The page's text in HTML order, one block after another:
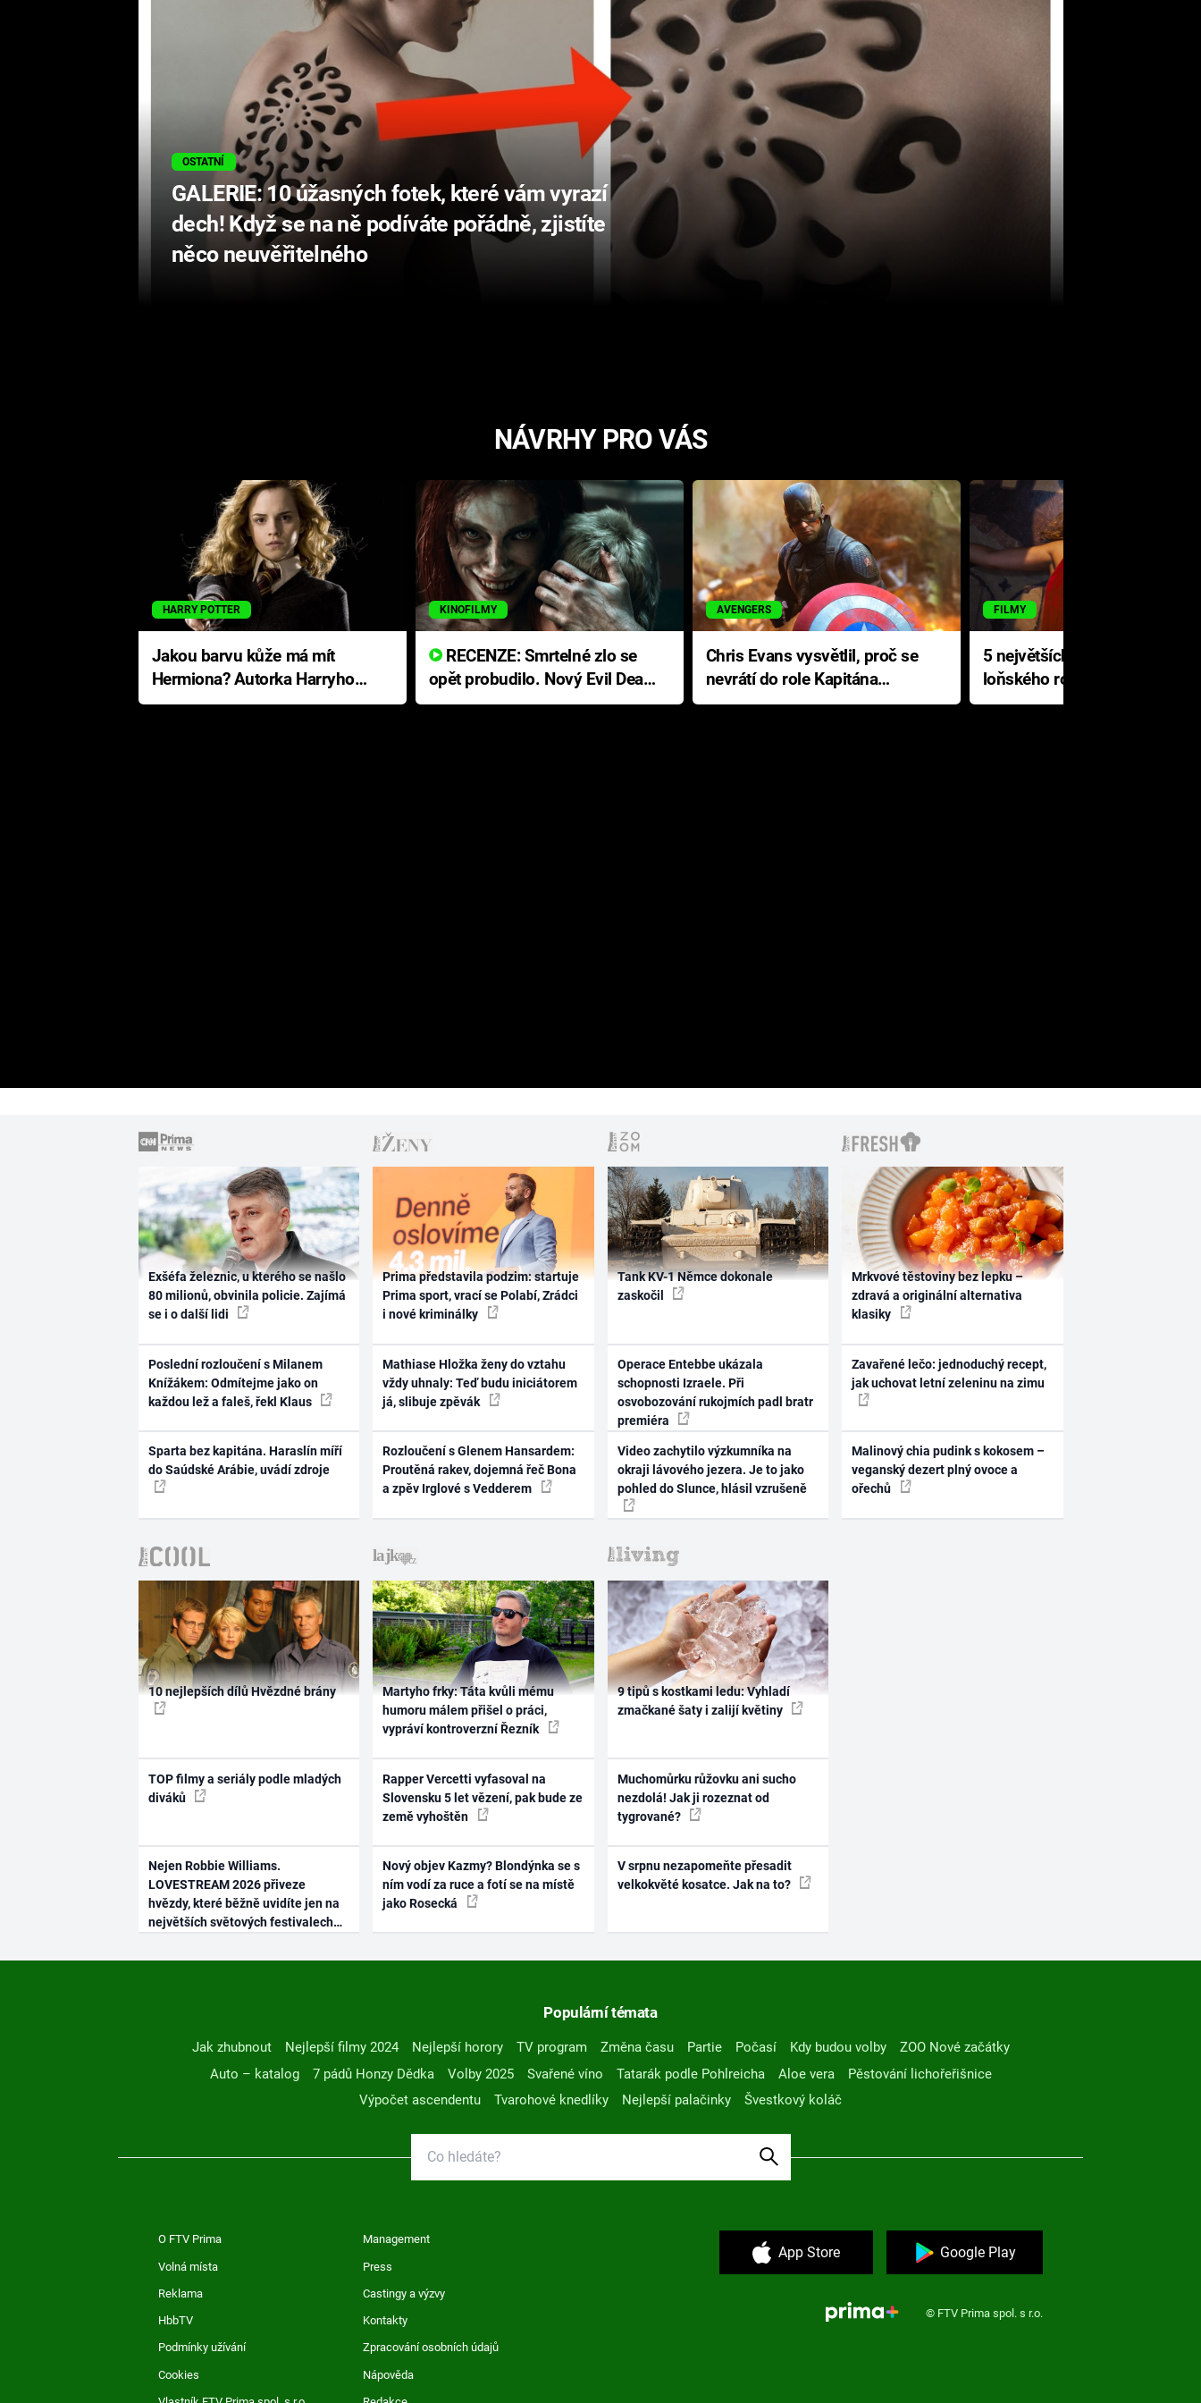
OSTATNÍ
GALERIE: 10 úžasných fotek, které vám vyrazí
dech! Když se na ně podíváte pořádně, zjistíte
něco neuvěřitelného
NÁVRHY PRO VÁS
HARRY POTTER
Jakou barvu kůže má mít
Hermiona? Autorka Harryho
Pottera přišla s ráznou
KINOFILMY
RECENZE: Smrtelné zlo se
opět probudilo. Nový Evil Dead
přichází s neodolatelnou
AVENGERS
Chris Evans vysvětlil, proč se
nevrátí do role Kapitána
Ameriky
FILMY
5 největších propadáků
loňského roku: Disney na
jediné katastrofě prodělal 200
Exšéfa železnic, u kterého se našlo
80 milionů, obvinila policie. Zajímá
se i o další lidi
Poslední rozloučení s Milanem
Knížákem: Odmítejme jako on
každou lež a faleš, řekl Klaus
Sparta bez kapitána. Haraslín míří
do Saúdské Arábie, uvádí zdroje
Prima představila podzim: startuje
Prima sport, vrací se Polabí, Zrádci
i nové kriminálky
Mathiase Hložka ženy do vztahu
vždy uhnaly: Teď budu iniciátorem
já, slibuje zpěvák
Rozloučení s Glenem Hansardem:
Proutěná rakev, dojemná řeč Bona
a zpěv Irglové s Vedderem
Tank KV-1 Němce dokonale
zaskočil
Operace Entebbe ukázala
schopnosti Izraele. Při
osvobozování rukojmích padl bratr
premiéra
Video zachytilo výzkumníka na
okraji lávového jezera. Je to jako
pohled do Slunce, hlásil vzrušeně
Mrkvové těstoviny bez lepku –
zdravá a originální alternativa
klasiky
Zavařené lečo: jednoduchý recept,
jak uchovat letní zeleninu na zimu
Malinový chia pudink s kokosem –
veganský dezert plný ovoce a
ořechů
10 nejlepších dílů Hvězdné brány
TOP filmy a seriály podle mladých
diváků
Nejen Robbie Williams.
LOVESTREAM 2026 přiveze
hvězdy, které běžně uvidíte jen na
největších světových festivalech
Martyho frky: Táta kvůli mému
humoru málem přišel o práci,
vypráví kontroverzní Řezník
Rapper Vercetti vyfasoval na
Slovensku 5 let vězení, pak bude ze
země vyhoštěn
Nový objev Kazmy? Blondýnka se s
ním vodí za ruce a fotí se na místě
jako Rosecká
9 tipů s kostkami ledu: Vyhladí
zmačkané šaty i zalijí květiny
Muchomůrku růžovku ani sucho
nezdolá! Jak ji rozeznat od
tygrované?
V srpnu nezapomeňte přesadit
velkokvěté kosatce. Jak na to?
Populární témata
Jak zhubnout Nejlepší filmy 2024 Nejlepší horory TV program Změna času Partie Počasí Kdy budou volby
ZOO Nové začátky
Auto – katalog
7 pádů Honzy Dědka Volby 2025 Svařené víno Tatarák podle Pohlreicha Aloe vera
Pěstování lichořeřišnice
Výpočet ascendentu
Tvarohové knedlíky Nejlepší palačinky Švestkový koláč
O FTV Prima Management
Volná místa Press
Reklama Castingy a výzvy
HbbTV Kontakty
Podmínky užívání Zpracování osobních údajů
Cookies Nápověda
App Store Google Play
© FTV Prima spol. s r.o.